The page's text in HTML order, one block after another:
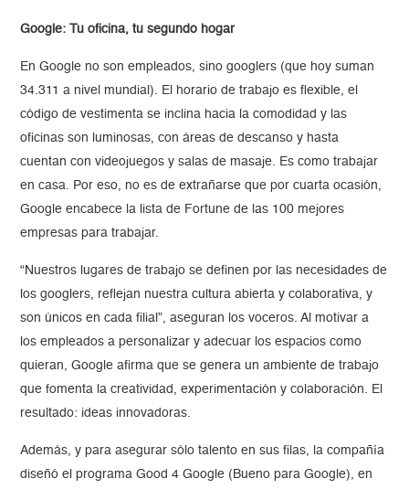
Google: Tu oficina, tu segundo hogar
En Google no son empleados, sino googlers (que hoy suman
34.311 a nivel mundial). El horario de trabajo es flexible, el
código de vestimenta se inclina hacia la comodidad y las
oficinas son luminosas, con áreas de descanso y hasta
cuentan con videojuegos y salas de masaje. Es como trabajar
en casa. Por eso, no es de extrañarse que por cuarta ocasión,
Google encabece la lista de Fortune de las 100 mejores
empresas para trabajar.
“Nuestros lugares de trabajo se definen por las necesidades de
los googlers, reflejan nuestra cultura abierta y colaborativa, y
son únicos en cada filial”, aseguran los voceros. Al motivar a
los empleados a personalizar y adecuar los espacios como
quieran, Google afirma que se genera un ambiente de trabajo
que fomenta la creatividad, experimentación y colaboración. El
resultado: ideas innovadoras.
Además, y para asegurar sólo talento en sus filas, la compañía
diseñó el programa Good 4 Google (Bueno para Google), en